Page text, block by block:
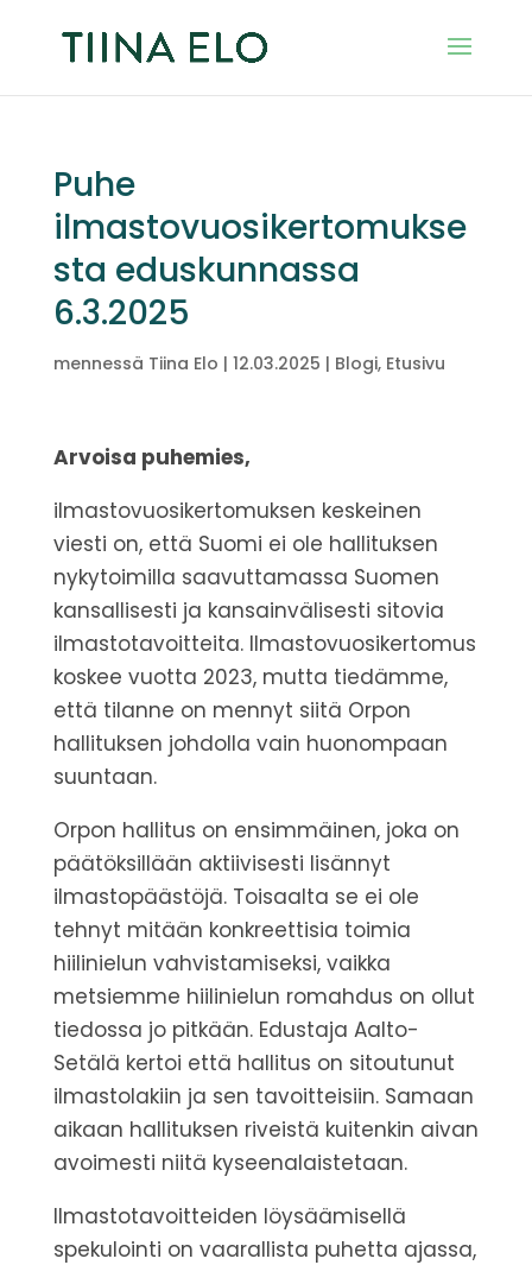
Puhe
ilmastovuosikertomukse
sta eduskunnassa
6.3.2025
mennessä Tiina Elo | 12.03.2025 | Blogi, Etusivu
Arvoisa puhemies,
ilmastovuosikertomuksen keskeinen
viesti on, että Suomi ei ole hallituksen
nykytoimilla saavuttamassa Suomen
kansallisesti ja kansainvälisesti sitovia
ilmastotavoitteita. Ilmastovuosikertomus
koskee vuotta 2023, mutta tiedämme,
että tilanne on mennyt siitä Orpon
hallituksen johdolla vain huonompaan
suuntaan.
Orpon hallitus on ensimmäinen, joka on
päätöksillään aktiivisesti lisännyt
ilmastopäästöjä. Toisaalta se ei ole
tehnyt mitään konkreettisia toimia
hiilinielun vahvistamiseksi, vaikka
metsiemme hiilinielun romahdus on ollut
tiedossa jo pitkään. Edustaja Aalto-
Setälä kertoi että hallitus on sitoutunut
ilmastolakiin ja sen tavoitteisiin. Samaan
aikaan hallituksen riveistä kuitenkin aivan
avoimesti niitä kyseenalaistetaan.
Ilmastotavoitteiden löysäämisellä
spekulointi on vaarallista puhetta ajassa,